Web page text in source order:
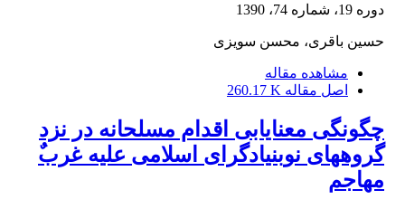
دوره 19، شماره 74، 1390
حسین باقری، محسن سویزی
مشاهده مقاله
اصل مقاله 260.17 K
چگونگی معنایابی اقدام مسلحانه در نزد
مهاجم